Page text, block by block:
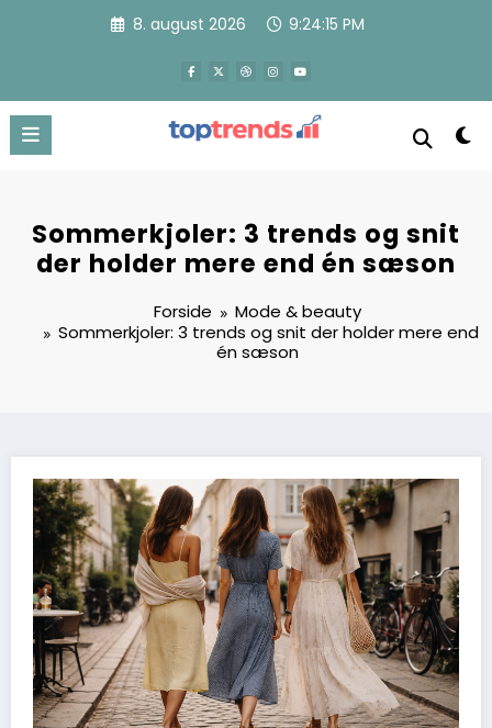
8. august 2026 9:24:16 PM
Sommerkjoler: 3 trends og snit
der holder mere end én sæson
Forside
Mode & beauty
Sommerkjoler: 3 trends og snit der holder mere end
én sæson